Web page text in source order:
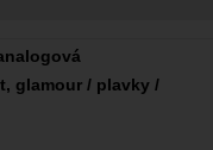
glamour / plavky /